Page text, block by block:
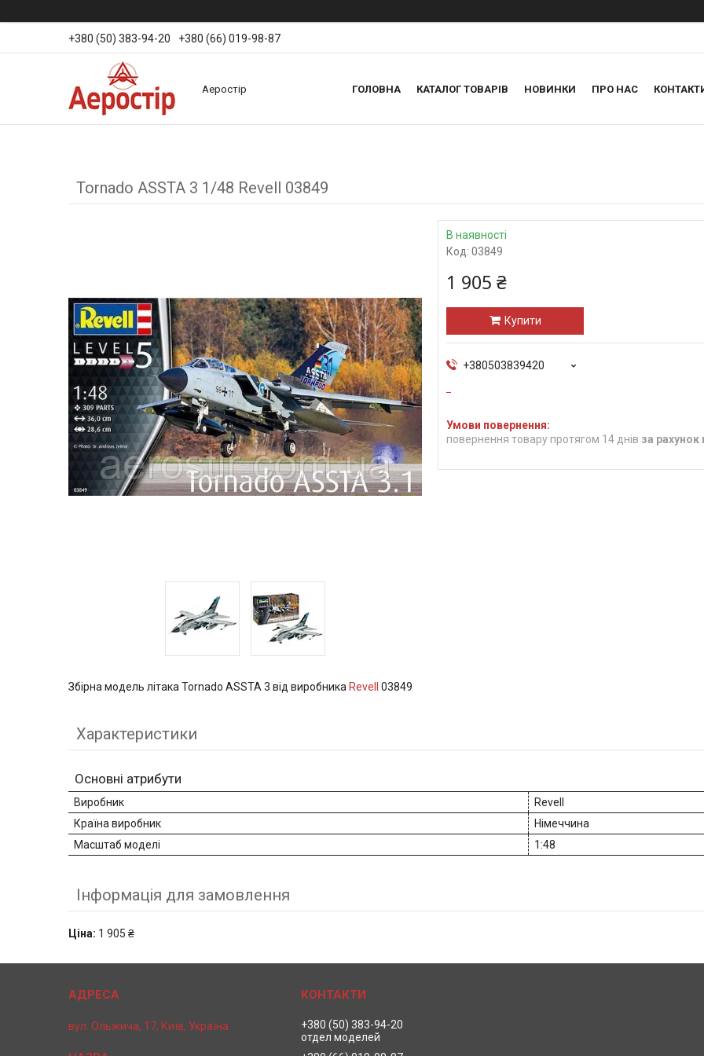
+380 (50) 383-94-20 +380 (66) 019-98-87
Аеростір ГОЛОВНА КАТАЛОГ ТОВАРІВ НОВИНКИ ПРО НАС
Tornado ASSTA 3 1/48 Revell 03849
В наявності
Код: 03849
1 905 ₴
Купити
+380503839420
повернення товару протягом 14 днів за рахунок
Збірна модель літака Tornado ASSTA 3 від виробника Revell 03849
Характеристики
Основні атрибути
Виробник
Revell
Країна виробник
Німеччина
Масштаб моделі
1:48
Інформація для замовлення
Ціна: 1 905 ₴
вул. Ольжича, 17, Київ, Україна
+380 (50) 383-94-20
отдел моделей